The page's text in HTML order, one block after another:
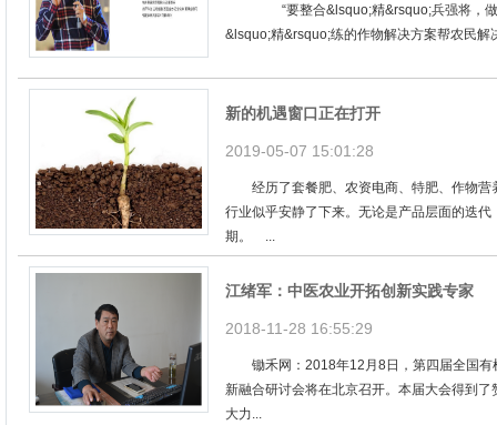
“要整合&lsquo;精&rsquo;兵强将，做好
&lsquo;精&rsquo;练的作物解决方案帮农民解
新的机遇窗口正在打开
2019-05-07 15:01:28
经历了套餐肥、农资电商、特肥、作物营
行业似乎安静了下来。无论是产品层面的迭
期。 ...
江绪军：中医农业开拓创新实践专家
2018-11-28 16:55:29
锄禾网：2018年12月8日，第四届全国有
新融合研讨会将在北京召开。本届大会得到
大力...